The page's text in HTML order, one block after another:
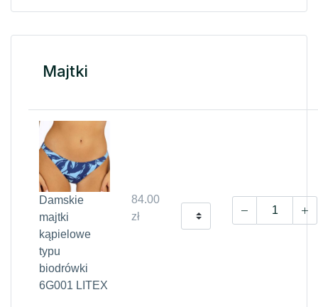
Majtki
Damskie
majtki
kąpielowe
typu
biodrówki
6G001 LITEX
84.00
zł